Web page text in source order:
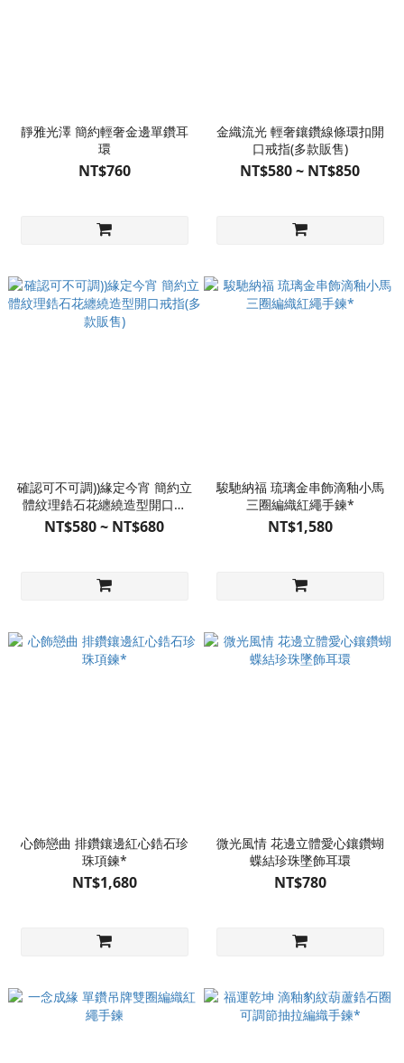
靜雅光澤 簡約輕奢金邊單鑽耳
環
NT$760
金織流光 輕奢鑲鑽線條環扣開
口戒指(多款販售)
NT$580 ~ NT$850
確認可不可調))緣定今宵 簡約立
體紋理鋯石花纏繞造型開口戒
指(多款販售)
NT$580 ~ NT$680
駿馳納福 琉璃金串飾滴釉小馬
三圈編織紅繩手鍊*
NT$1,580
心飾戀曲 排鑽鑲邊紅心鋯石珍
珠項鍊*
NT$1,680
微光風情 花邊立體愛心鑲鑽蝴
蝶結珍珠墜飾耳環
NT$780